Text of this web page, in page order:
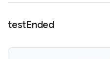
testEnded